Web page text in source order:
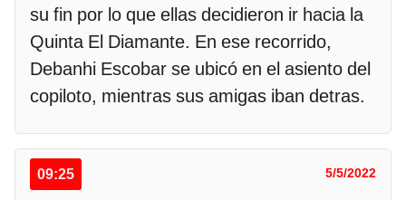
su fin por lo que ellas decidieron ir hacia la
Quinta El Diamante. En ese recorrido,
Debanhi Escobar se ubicó en el asiento del
copiloto, mientras sus amigas iban detras.
09:25 5/5/2022